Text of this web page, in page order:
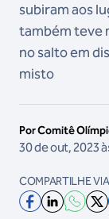
subiram aos
também teve
no salto em
misto
Por Comitê
30 de out, 2023
COMPARTILHE